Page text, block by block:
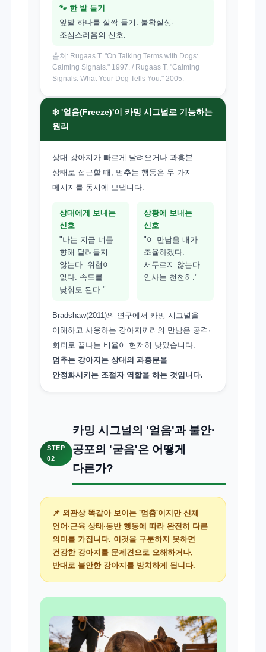
🐾 한 발 들기
앞발 하나를 살짝 들기. 불확실성·
조심스러움의 신호.
출처: Rugaas T. "On Talking Terms with Dogs:
Calming Signals." 1997. / Rugaas T. "Calming
Signals: What Your Dog Tells You." 2005.
❄️ '얼음(Freeze)'이 카밍 시그널로 기능하는
원리
상대 강아지가 빠르게 달려오거나 과흥분
상태로 접근할 때, 멈추는 행동은 두 가지
메시지를 동시에 보냅니다.
상대에게 보내는
신호
"나는 지금 너를
향해 달려들지
않는다. 위협이
없다. 속도를
낮춰도 된다."
상황에 보내는
신호
"이 만남을 내가
조율하겠다.
서두르지 않는다.
인사는 천천히."
Bradshaw(2011)의 연구에서 카밍 시그널을
이해하고 사용하는 강아지끼리의 만남은 공격·
회피로 끝나는 비율이 현저히 낮았습니다.
멈추는 강아지는 상대의 과흥분을
안정화시키는 조절자 역할을 하는 것입니다.
STEP
02
카밍 시그널의 '얼음'과 불안·
공포의 '굳음'은 어떻게
다른가?
📌 외관상 똑같아 보이는 '멈춤'이지만 신체
언어·근육 상태·동반 행동에 따라 완전히 다른
의미를 가집니다. 이것을 구분하지 못하면
건강한 강아지를 문제견으로 오해하거나,
반대로 불안한 강아지를 방치하게 됩니다.